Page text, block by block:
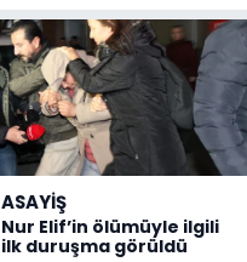
ASAYİŞ
Nur Elif’in ölümüyle ilgili
ilk duruşma görüldü